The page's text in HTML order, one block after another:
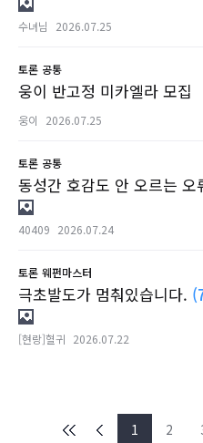
수녀님 2026.07.25
토론 공통
웅이 반고정 미카엘라 모집
웅이 2026.07.25
토론 공통
동성간 호감도 안 오르는
40409 2026.07.24
토론 웨펀마스터
극초발도가 멈춰있습니다.
[현랑]혈귀 2026.07.22
1 2